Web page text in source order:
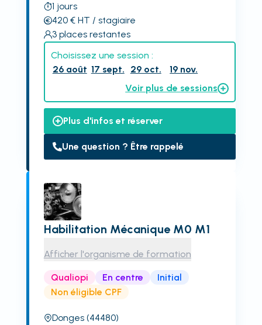
1 jours
420€ HT / stagiaire
3 places restantes
Choisissez une session :
26 août 17 sept. 29 oct.
19 nov.
Voir plus de sessions
Plus d'infos et réserver
Une question ? Être rappelé
Habilitation Mécanique M0 M1
Afficher l'organisme de formation
Qualiopi En centre
Initial
Non éligible CPF
Donges (44480)